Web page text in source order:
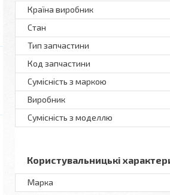
Країна виробник
Стан
Тип запчастини
Код запчастини
Сумісність з маркою
Виробник
Сумісність з моделлю
Користувальницькі
Марка